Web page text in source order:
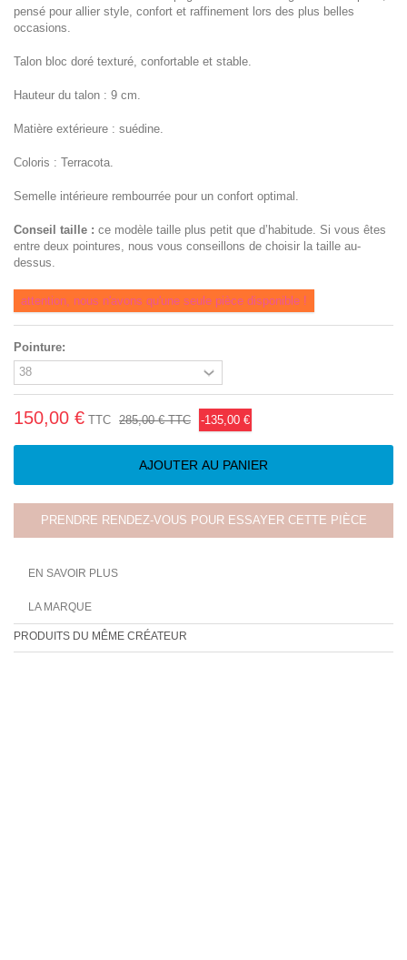
pensé pour allier style, confort et raffinement lors des plus belles
occasions.
Talon bloc doré texturé, confortable et stable.
Hauteur du talon : 9 cm.
Matière extérieure : suédine.
Coloris : Terracota.
Semelle intérieure rembourrée pour un confort optimal.
Conseil taille : ce modèle taille plus petit que d’habitude. Si vous êtes
entre deux pointures, nous vous conseillons de choisir la taille au-
dessus.
attention, nous n'avons qu'une seule pièce disponible !
Pointure:
150,00 € TTC 285,00 €TTC -135,00 €
AJOUTER AU PANIER
PRENDRE RENDEZ-VOUS POUR ESSAYER CETTE PIÈCE
EN SAVOIR PLUS
LA MARQUE
PRODUITS DU MÊME CRÉATEUR